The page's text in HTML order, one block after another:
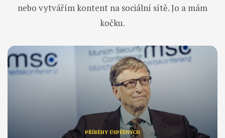
nebo vytvářím kontent na sociální sítě. Jo a mám
kočku.
PŘÍBĚHY ÚSPĚŠNÝCH